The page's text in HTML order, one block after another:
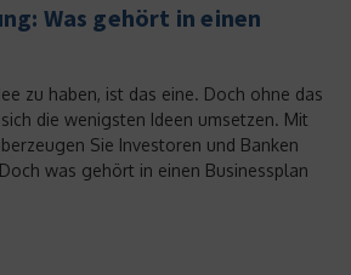
Was gehört in einen
zu haben, ist das eine. Doch ohne das
die wenigsten Ideen umsetzen. Mit
Sie Investoren und Banken
was gehört in einen Businessplan